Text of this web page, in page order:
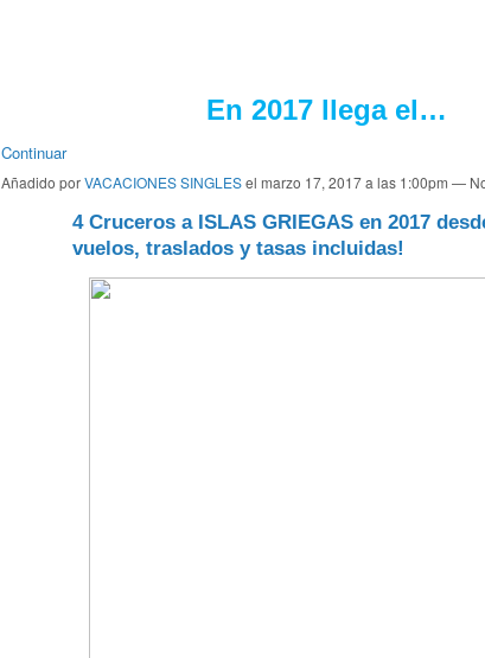
En 2017 llega el…
Continuar
Añadido porVACACIONES SINGLESel marzo 17, 2017 a las 1:00pm —
4 Cruceros a ISLAS GRIEGAS en 2017
vuelos, traslados y tasas incluidas!